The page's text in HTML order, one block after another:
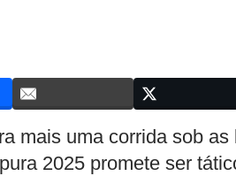
mais uma corrida sob
2025 promete ser